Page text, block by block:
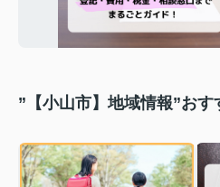
”【小山市】地域情報”おす